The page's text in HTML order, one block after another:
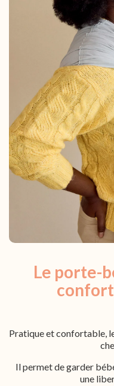
Le porte-
Pratique et confortable,
Il permet de garder
une